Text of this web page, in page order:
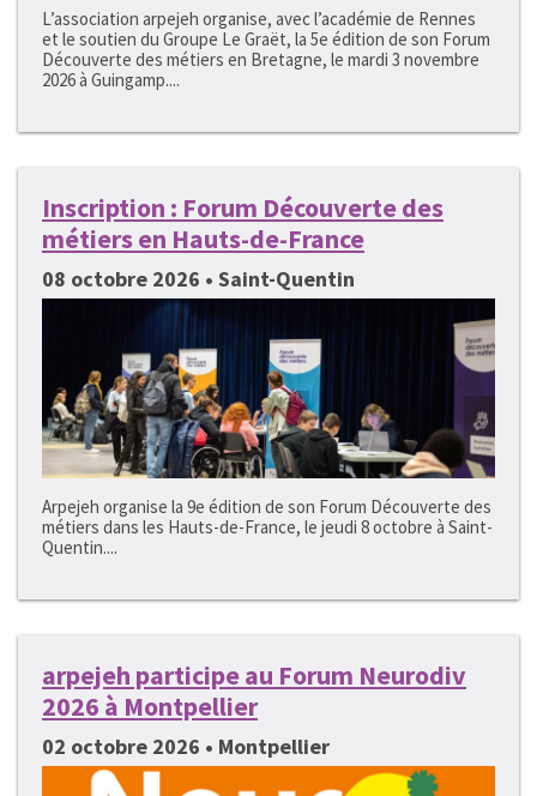
L’association arpejeh organise, avec l’académie de Rennes
et le soutien du Groupe Le Graët, la 5e édition de son Forum
Découverte des métiers en Bretagne, le mardi 3 novembre
2026 à Guingamp....
Inscription : Forum Découverte des
métiers en Hauts-de-France
08 octobre 2026 • Saint-Quentin
Arpejeh organise la 9e édition de son Forum Découverte des
métiers dans les Hauts-de-France, le jeudi 8 octobre à Saint-
Quentin....
arpejeh participe au Forum Neurodiv
2026 à Montpellier
02 octobre 2026 • Montpellier